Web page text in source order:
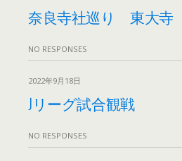
奈良寺社巡り 東大寺
NO RESPONSES
2022年9月18日
Jリーグ試合観戦
NO RESPONSES